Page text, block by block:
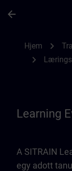
arrow_back
Hjem chevron_right
chevron_right
Learning
A SITRAIN
egy adott